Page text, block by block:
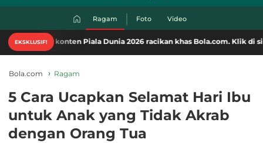
Ragam Foto Video
EKSKLUSIF!
konten Piala Dunia 2026 racikan khas Bola.com. Klik di sini!
Bola.com Ragam
5 Cara Ucapkan Selamat Hari Ibu
untuk Anak yang Tidak Akrab
dengan Orang Tua